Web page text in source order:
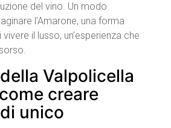
del vino. Un modo
l’Amarone, una forma
il lusso, un’esperienza che
Valpolicella
creare
unico